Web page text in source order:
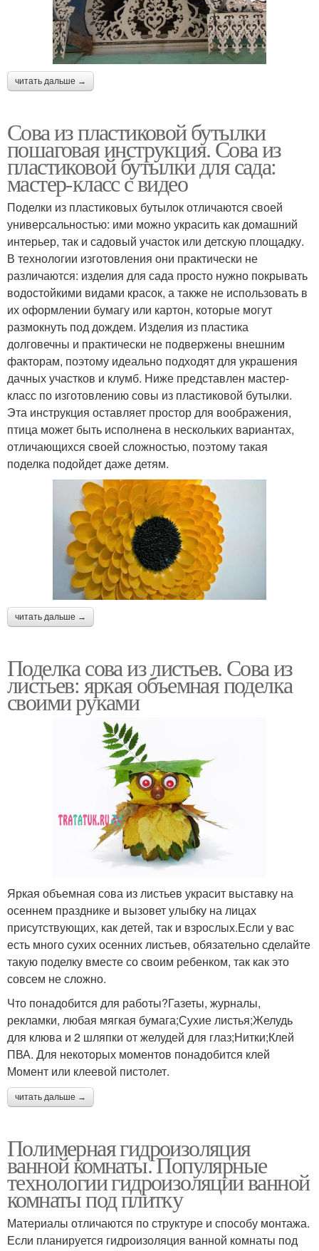
читать дальше →
Сова из пластиковой бутылки
пошаговая инструкция. Сова из
пластиковой бутылки для сада:
мастер-класс с видео
Поделки из пластиковых бутылок отличаются своей
универсальностью: ими можно украсить как домашний
интерьер, так и садовый участок или детскую площадку.
В технологии изготовления они практически не
различаются: изделия для сада просто нужно покрывать
водостойкими видами красок, а также не использовать в
их оформлении бумагу или картон, которые могут
размокнуть под дождем. Изделия из пластика
долговечны и практически не подвержены внешним
факторам, поэтому идеально подходят для украшения
дачных участков и клумб. Ниже представлен мастер-
класс по изготовлению совы из пластиковой бутылки.
Эта инструкция оставляет простор для воображения,
птица может быть исполнена в нескольких вариантах,
отличающихся своей сложностью, поэтому такая
поделка подойдет даже детям.
читать дальше →
Поделка сова из листьев. Сова из
листьев: яркая объемная поделка
своими руками
Яркая объемная сова из листьев украсит выставку на
осеннем празднике и вызовет улыбку на лицах
присутствующих, как детей, так и взрослых.Если у вас
есть много сухих осенних листьев, обязательно сделайте
такую поделку вместе со своим ребенком, так как это
совсем не сложно.
Что понадобится для работы?Газеты, журналы,
рекламки, любая мягкая бумага;Сухие листья;Желудь
для клюва и 2 шляпки от желудей для глаз;Нитки;Клей
ПВА. Для некоторых моментов понадобится клей
Момент или клеевой пистолет.
читать дальше →
Полимерная гидроизоляция
ванной комнаты. Популярные
технологии гидроизоляции ванной
комнаты под плитку
Материалы отличаются по структуре и способу монтажа.
Если планируется гидроизоляция ванной комнаты под